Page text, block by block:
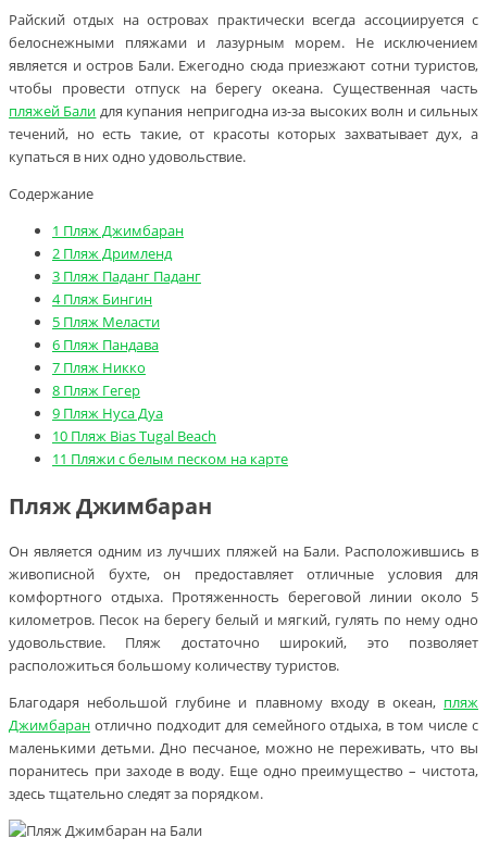
Райский отдых на островах практически всегда ассоциируется с
белоснежными пляжами и лазурным морем. Не исключением
является и остров Бали. Ежегодно сюда приезжают сотни туристов,
чтобы провести отпуск на берегу океана. Существенная часть
пляжей Бали для купания непригодна из-за высоких волн и сильных
течений, но есть такие, от красоты которых захватывает дух, а
купаться в них одно удовольствие.
Содержание
1 Пляж Джимбаран
2 Пляж Дримленд
3 Пляж Паданг Паданг
4Пляж Бингин
5 Пляж Меласти
6 Пляж Пандава
7 Пляж Никко
8 Пляж Гегер
9 Пляж Нуса Дуа
10 Пляж Bias Tugal Beach
11 Пляжи с белым песком на карте
Пляж Джимбаран
Он является одним из лучших пляжей на Бали. Расположившись в
живописной бухте, он предоставляет отличные условия для
комфортного отдыха. Протяженность береговой линии около 5
километров. Песок на берегу белый и мягкий, гулять по нему одно
удовольствие. Пляж достаточно широкий, это позволяет
расположиться большому количеству туристов.
Благодаря небольшой глубине и плавному входу в океан, пляж
Джимбаран отлично подходит для семейного отдыха, в том числе с
маленькими детьми. Дно песчаное, можно не переживать, что вы
поранитесь при заходе в воду. Еще одно преимущество – чистота,
здесь тщательно следят за порядком.